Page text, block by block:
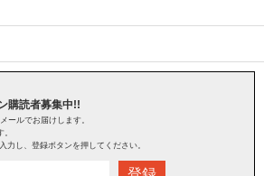
購読者募集中!!
ールでお届けします。
力し、登録ボタンを押してください。